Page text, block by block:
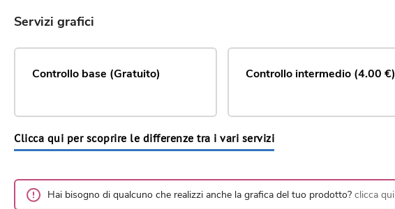
Servizi grafici
Controllo base (Gratuito) Controllo intermedio (4.00 €)
Clicca qui per scoprire le differenze tra i vari servizi
Hai bisogno di qualcuno che realizzi anche la grafica del tuo prodotto? clicca qui